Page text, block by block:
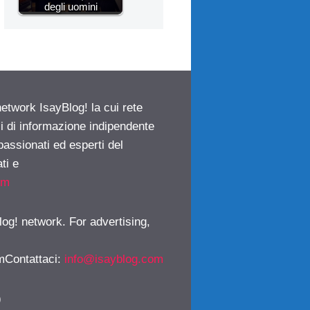
degli uomini
IsayBlog! la cui rete
informazione indipendente
ed esperti del
e
network. For advertising,
: info@isayblog.com